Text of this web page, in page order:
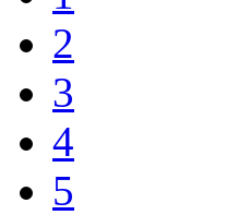
2
3
4
5